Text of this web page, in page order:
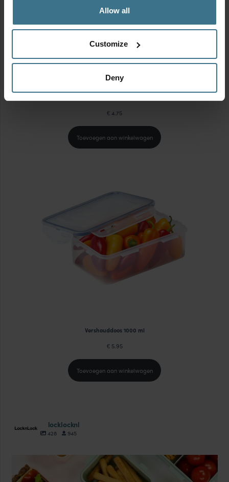
Allow all
Customize
Deny
€ 4.75
Toevoegen aan winkelwagen
Vershouddoos 1000 ml
€ 5.95
Toevoegen aan winkelwagen
locklocknl
428 945
locklocknl
Aug 18